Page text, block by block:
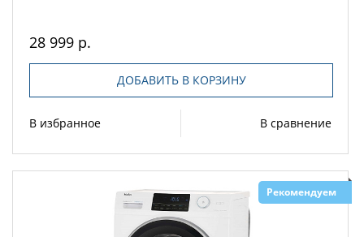
28 999 р.
ДОБАВИТЬ В КОРЗИНУ
В избранное В сравнение
Рекомендуем